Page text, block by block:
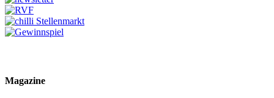
Magazine